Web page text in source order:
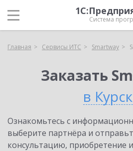
Система
Главная Сервисы ИТС Smartway
Заказать
в
Ознакомьтесь с
выберите партнёра и
консультацию, приобретение